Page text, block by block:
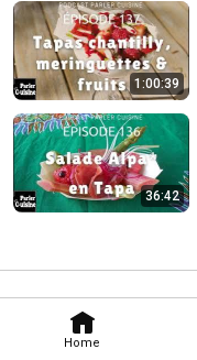
Home
1:00:39
36:42